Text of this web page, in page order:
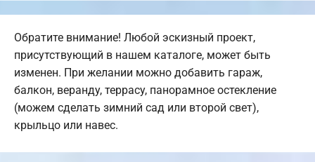
Обратите внимание! Любой эскизный проект,
присутствующий в нашем каталоге, может быть
изменен. При желании можно добавить гараж,
балкон, веранду, террасу, панорамное остекление
(можем сделать зимний сад или второй свет),
крыльцо или навес.